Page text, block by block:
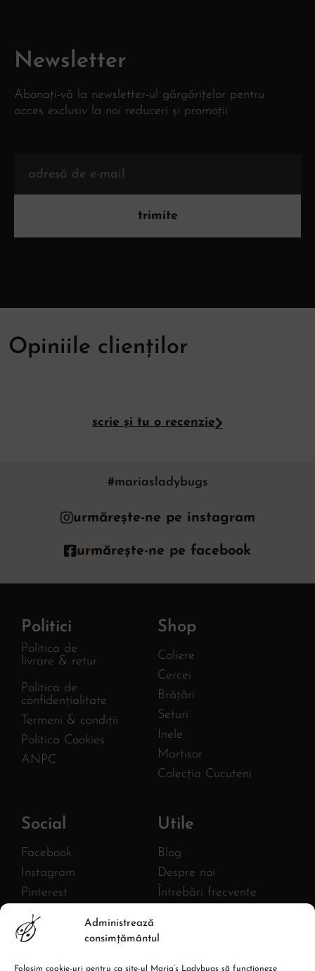
Administrează
consimțământul
Folosim cookie-uri pentru ca site-ul Maria’s Ladybugs să funcționeze
Newsletter
Abonați-vă la newsletter-ul gărgărițelor pentru
acces exclusiv la noi reduceri și promoții.
trimite
Opiniile clienților
scrie și tu o recenzie
#mariasladybugs
urmărește-ne pe instagram
urmărește-ne pe facebook
Politici
Politica de
livrare & retur
Politica de
confidențialitate
Termeni & condiții
Politica Cookies
ANPC
Shop
Coliere
Cercei
Brățări
Seturi
Inele
Martisor
Colecția Cucuteni
Social
Facebook
Instagram
Pinterest
Twitter
YouTube
Utile
Blog
Despre noi
Întrebări frecvente
CIF: 43380582